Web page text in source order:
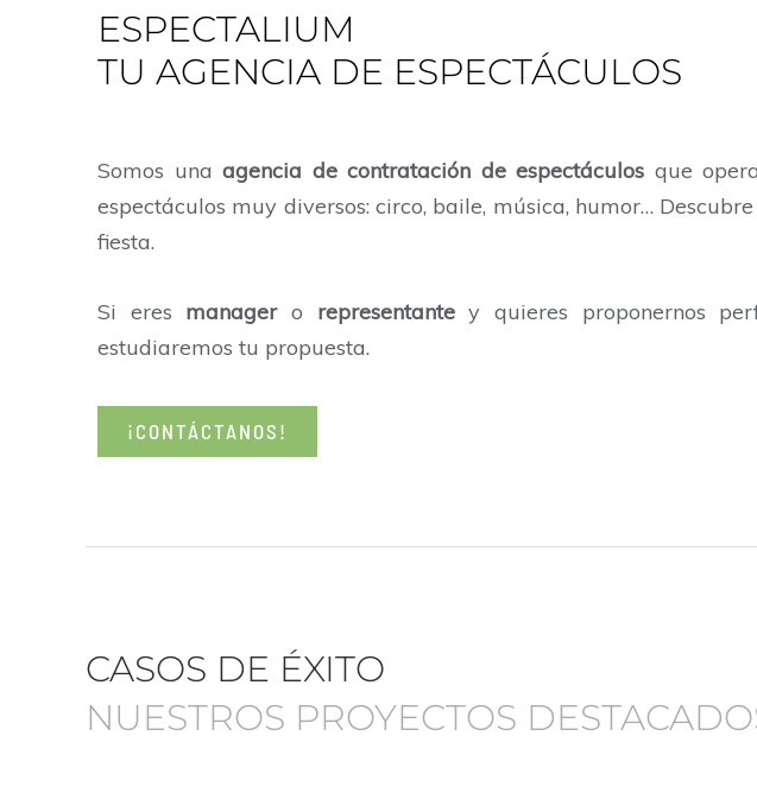
ESPECTALIUM
TU AGENCIA DE ESPECTÁCULOS
Somos una agencia de contratación de espectáculos que
espectáculos muy diversos: circo, baile, música, humor…
fiesta.
Si eres managero representantey quieres proponernos
estudiaremos tu propuesta.
¡CONTÁCTANOS!
CASOS DE ÉXITO
NUESTROS PROYECTOS